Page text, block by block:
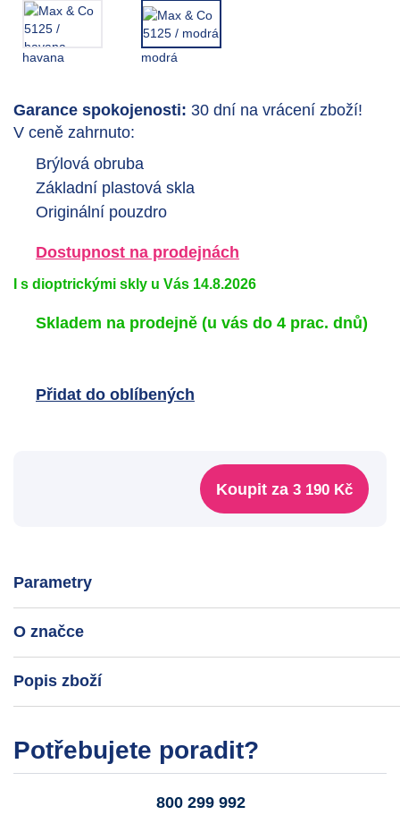
havana modrá
Garance spokojenosti: 30 dní na vrácení zboží!
V ceně zahrnuto:
Brýlová obruba
Základní plastová skla
Originální pouzdro
Dostupnost na prodejnách
I s dioptrickými skly u Vás 14.8.2026
Skladem na prodejně (u vás do 4 prac. dnů)
Přidat do oblíbených
Koupit za 3 190 Kč
Parametry
O značce
Popis zboží
Potřebujete poradit?
800 299 992